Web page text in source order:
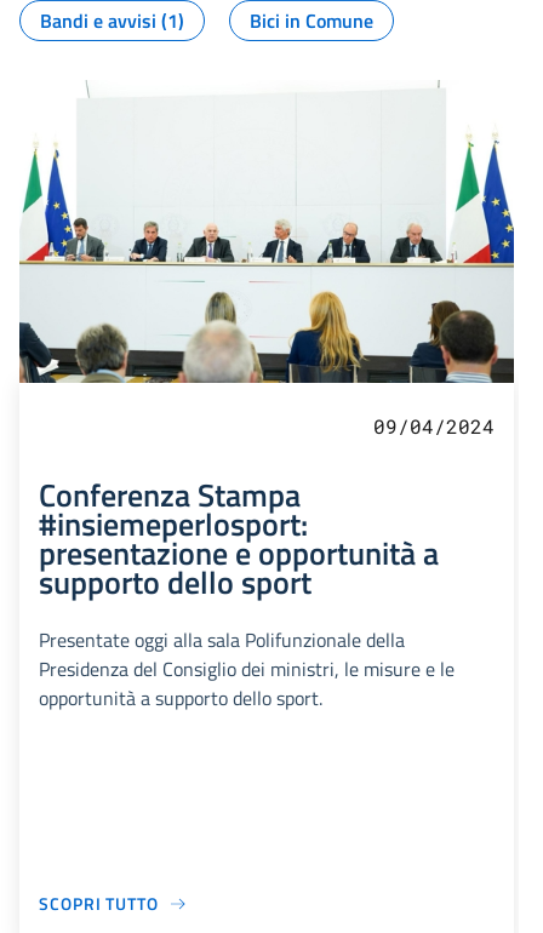
Bandi e avvisi (1)
Bici in Comune
09/04/2024
Conferenza Stampa
#insiemeperlosport:
presentazione e opportunità a
supporto dello sport
Presentate oggi alla sala Polifunzionale della
Presidenza del Consiglio dei ministri, le misure e le
opportunità a supporto dello sport.
SCOPRI TUTTO